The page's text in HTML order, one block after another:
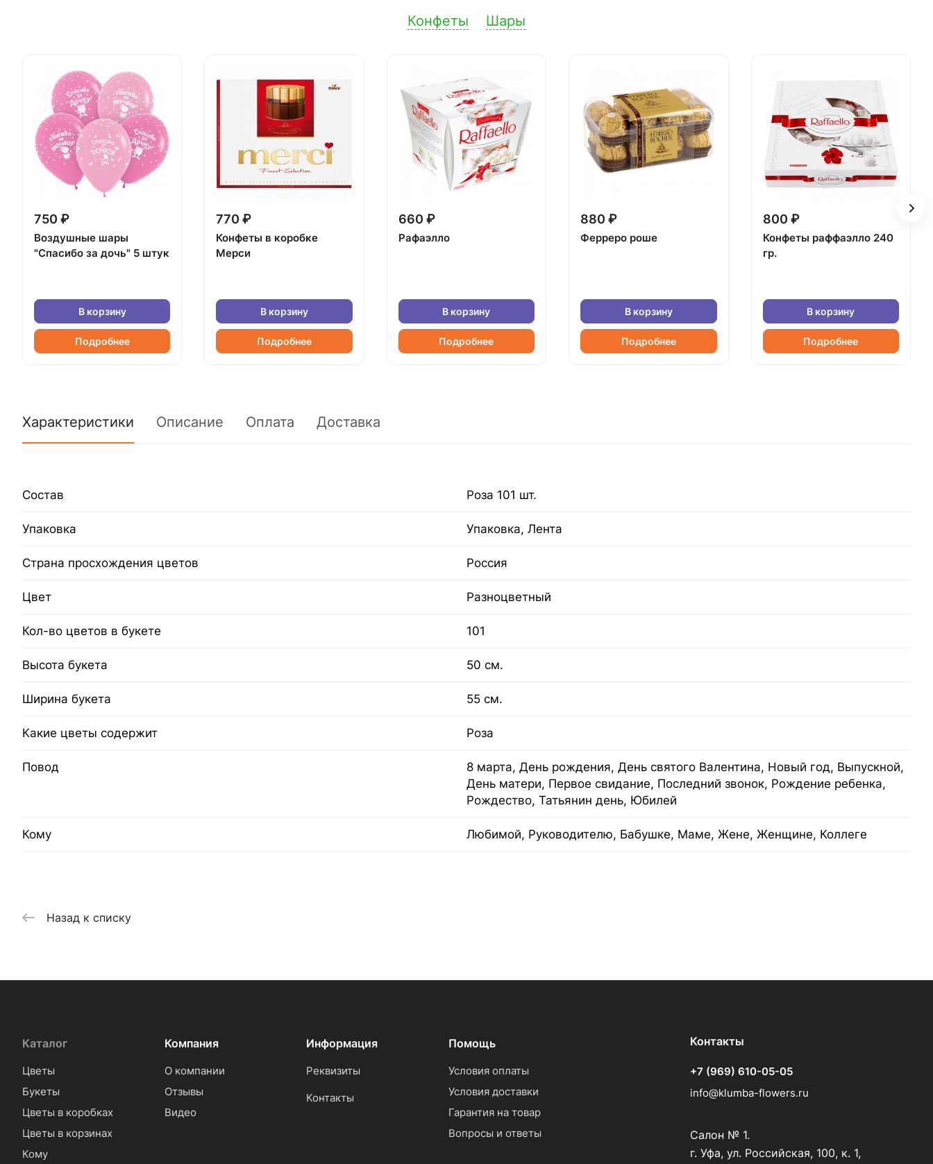
Конфеты Шары
750 ₽
Воздушные шары
"Спасибо за дочь" 5 штук
В корзину
Подробнее
770 ₽
Конфеты в коробке
Мерси
В корзину
Подробнее
660 ₽
Рафаэлло
В корзину
Подробнее
880 ₽
Ферреро роше
В корзину
Подробнее
800 ₽
Конфеты раффаэлло 240
гр.
В корзину
Подробнее
Характеристики Описание Оплата Доставка
Состав Роза 101 шт.
Упаковка Упаковка, Лента
Страна просхождения цветов Россия
Цвет Разноцветный
Кол-во цветов в букете 101
Высота букета 50 см.
Ширина букета 55 см.
Какие цветы содержит Роза
Повод
8 марта, День рождения, День святого Валентина, Новый год, Выпускной,
День матери, Первое свидание, Последний звонок, Рождение ребенка,
Рождество, Татьянин день, Юбилей
Кому Любимой, Руководителю, Бабушке, Маме, Жене, Женщине, Коллеге
Назад к списку
Каталог
Цветы
Букеты
Цветы в коробках
Цветы в корзинах
Кому
Компания
О компании
Отзывы
Видео
Информация
Реквизиты
Контакты
Помощь
Условия оплаты
Условия доставки
Гарантия на товар
Вопросы и ответы
Контакты
+7 (969) 610-05-05
info@klumba-flowers.ru
Салон № 1.
г. Уфа, ул. Российская, 100, к. 1,